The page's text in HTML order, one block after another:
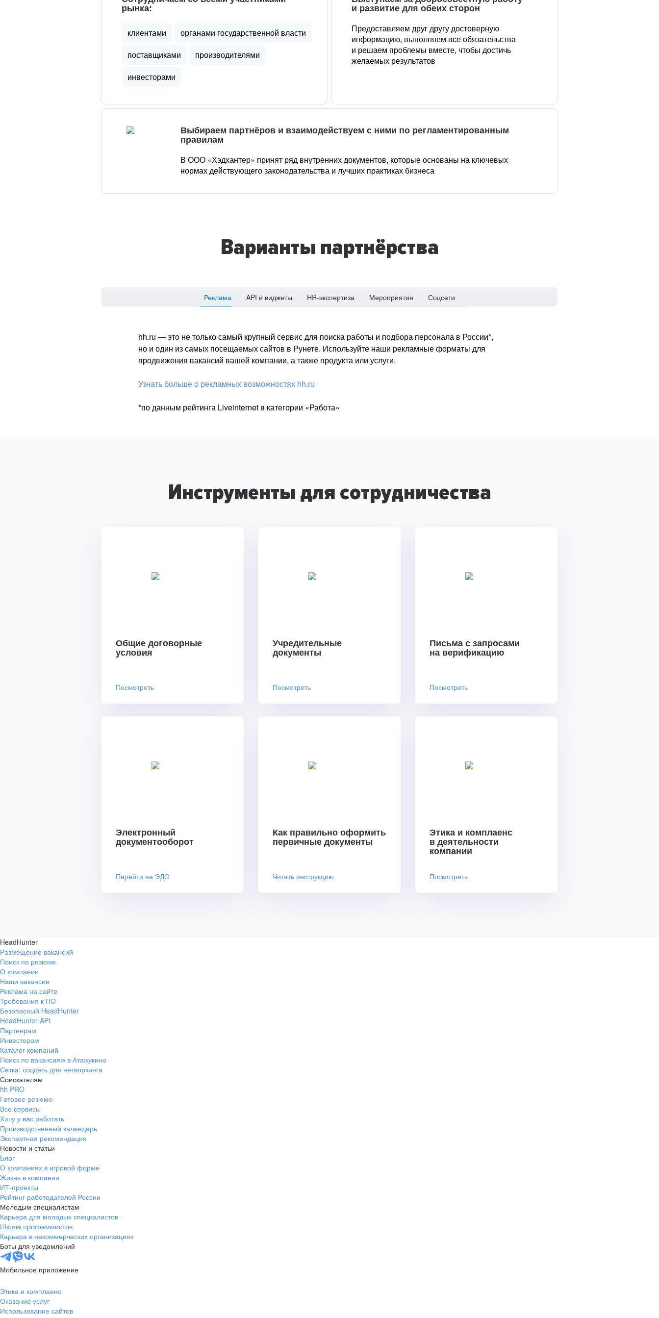
рынка:
клиентами
органами государственной власти
поставщиками
производителями
инвесторами
и развитие для обеих сторон
Предоставляем друг другу достоверную
информацию, выполняем все обязательства
и решаем проблемы вместе, чтобы достичь
желаемых результатов
Выбираем партнёров и взаимодействуем с ними по регламентированным
правилам
В ООО «Хэдхантер» принят ряд внутренних документов, которые основаны на ключевых
нормах действующего законодательства и лучших практиках бизнеса
Варианты партнёрства
Реклама API и виджеты HR-экспертиза Мероприятия Соцсети
hh.ru — это не только самый крупный сервис для поиска работы и подбора персонала в России*,
но и один из самых посещаемых сайтов в Рунете. Используйте наши рекламные форматы для
продвижения вакансий вашей компании, а также продукта или услуги.
Узнать больше о рекламных возможностях hh.ru
*по данным рейтинга Liveinternet в категории «Работа»
Инструменты для сотрудничества
Общие договорные
условия
Посмотреть
Учредительные
документы
Посмотреть
Письма с запросами
на верификацию
Посмотреть
Электронный
документооборот
Перейти на ЭДО
Как правильно оформить
первичные документы
Читать инструкцию
Этика и комплаенс
в деятельности
компании
Посмотреть
HeadHunter
Размещение вакансий
Поиск по резюме
О компании
Наши вакансии
Реклама на сайте
Требования к ПО
Безопасный HeadHunter
HeadHunter API
Партнерам
Инвесторам
Каталог компаний
Поиск по вакансиям в Атажукино
Сетка: соцсеть для нетворкинга
Соискателям
hh PRO
Готовое резюме
Все сервисы
Хочу у вас работать
Производственный календарь
Экспертная рекомендация
Новости и статьи
Блог
О компаниях в игровой форме
Жизнь в компании
ИТ-проекты
Рейтинг работодателей России
Молодым специалистам
Карьера для молодых специалистов
Школа программистов
Карьера в некоммерческих организациях
Боты для уведомлений
Мобильное приложение
Этика и комплаенс
Оказание услуг
Использование сайтов